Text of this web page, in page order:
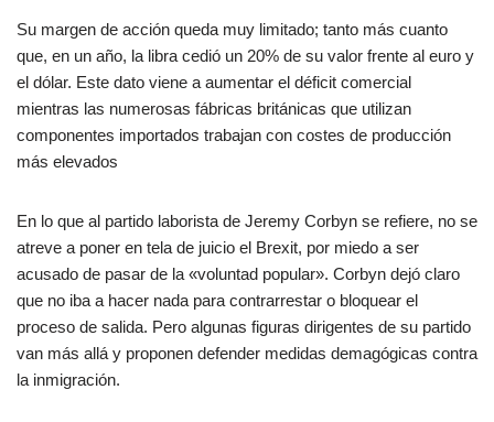
Su margen de acción queda muy limitado; tanto más cuanto
que, en un año, la libra cedió un 20% de su valor frente al euro y
el dólar. Este dato viene a aumentar el déficit comercial
mientras las numerosas fábricas británicas que utilizan
componentes importados trabajan con costes de producción
más elevados
En lo que al partido laborista de Jeremy Corbyn se refiere, no se
atreve a poner en tela de juicio el Brexit, por miedo a ser
acusado de pasar de la «voluntad popular». Corbyn dejó claro
que no iba a hacer nada para contrarrestar o bloquear el
proceso de salida. Pero algunas figuras dirigentes de su partido
van más allá y proponen defender medidas demagógicas contra
la inmigración.